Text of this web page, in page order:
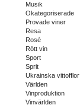
Musik
Okategoriserade
Provade viner
Resa
Rosé
Rött vin
Sport
Sprit
Ukrainska vittofflor
Världen
Vinproduktion
Vinvärlden